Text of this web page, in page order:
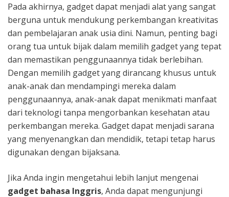
Pada akhirnya, gadget dapat menjadi alat yang sangat
berguna untuk mendukung perkembangan kreativitas
dan pembelajaran anak usia dini. Namun, penting bagi
orang tua untuk bijak dalam memilih gadget yang tepat
dan memastikan penggunaannya tidak berlebihan.
Dengan memilih gadget yang dirancang khusus untuk
anak-anak dan mendampingi mereka dalam
penggunaannya, anak-anak dapat menikmati manfaat
dari teknologi tanpa mengorbankan kesehatan atau
perkembangan mereka. Gadget dapat menjadi sarana
yang menyenangkan dan mendidik, tetapi tetap harus
digunakan dengan bijaksana.
Jika Anda ingin mengetahui lebih lanjut mengenai
gadget bahasa Inggris, Anda dapat mengunjungi